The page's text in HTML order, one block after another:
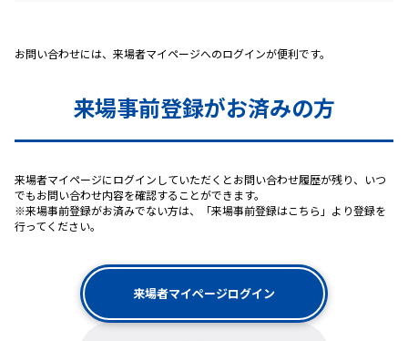
お問い合わせには、来場者マイページへのログインが便利です。
来場事前登録がお済みの方
来場者マイページにログインしていただくとお問い合わせ履歴が残り、いつ
でもお問い合わせ内容を確認することができます。
※来場事前登録がお済みでない方は、「来場事前登録はこちら」より登録を
行ってください。
来場者マイページログイン